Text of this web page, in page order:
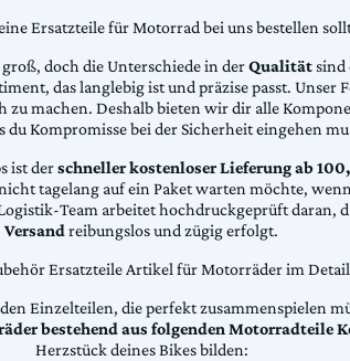
Ersatzteile für Motorrad bei uns bestellen
doch die Unterschiede in derQualitätsind
das langlebig ist und präzise passt. Unser
zu machen. Deshalb bieten wir dir alle
du Kompromisse bei der Sicherheit eingehen
ist derschneller kostenloser Lieferung ab
tagelang auf ein Paket warten möchte,
Team arbeitet hochdruckgeprüft daran,
Versandreibungslos und zügig erfolgt.
Ersatzteile Artikel für Motorräder im Detail
Einzelteilen, die perfekt zusammenspielen
bestehend aus folgenden Motorradteile
Herzstück deines Bikes bilden: